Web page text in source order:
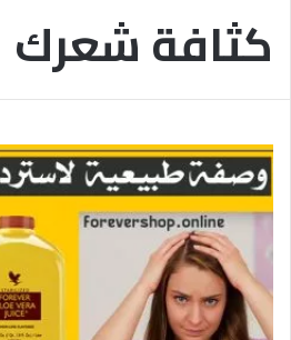
كثافة شعرك